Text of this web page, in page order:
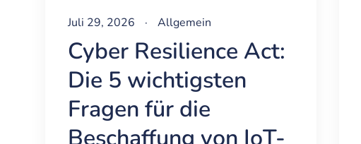
Juli 29, 2026 · Allgemein
Cyber Resilience Act:
Die 5 wichtigsten
Fragen für die